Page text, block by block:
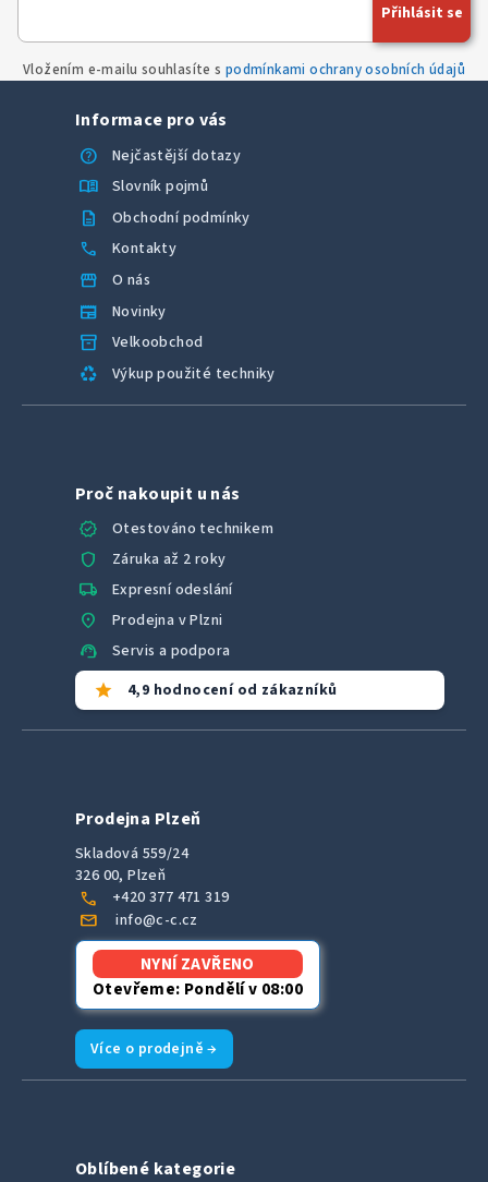
Vložením e-mailu souhlasíte s podmínkami ochrany osobních údajů
Přihlásit se
Informace pro vás
help
Nejčastější dotazy
menu_book Slovník pojmů
description Obchodní podmínky
call Kontakty
storefront O nás
newspaper Novinky
inventory_2 Velkoobchod
recycling Výkup použité techniky
Proč nakoupit u nás
verified
Otestováno technikem
shield Záruka až 2 roky
local_shipping Expresní odeslání
location_on Prodejna v Plzni
support_agent Servis a podpora
star 4,9 hodnocení od zákazníků
Prodejna Plzeň
Skladová 559/24
326 00, Plzeň
call +420 377 471 319
mail info@c-c.cz
NYNÍ ZAVŘENO
Otevřeme: Pondělí v 08:00
Více o prodejně →
Oblíbené kategorie